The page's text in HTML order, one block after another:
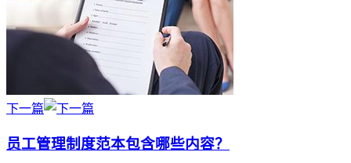
下一篇
员工管理制度范本包含哪些内容？